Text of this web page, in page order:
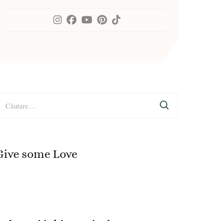
some Love